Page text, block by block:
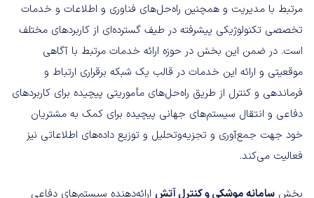
مرتبط با مدیریت و همچنین راه‌حل‌های فناوری و اطلاعات و خدمات
تخصصی تکنولوژیکی پیشرفته در طیف گسترده‌ای از کاربردهای مختلف
است. در ضمن این بخش در حوزه ارائه خدمات مرتبط با آگاهی
موقعیتی و ارائه این خدمات در قالب یک شبکه برقراری ارتباط و
فرماندهی و کنترل از طریق راه‌حل‌های مأموریتی پیچیده برای کاربردهای
دفاعی و انتقال سیستم‌های جهانی پیچیده برای کمک به مشتریان
خود جهت جمع‌آوری و تجزیه‌وتحلیل و توزیع داده‌های اطلاعاتی نیز
فعالیت می‌کند.
بخش سامانه موشکی و کنترل آتش ارائه‌دهنده سیستم‌های دفاعی